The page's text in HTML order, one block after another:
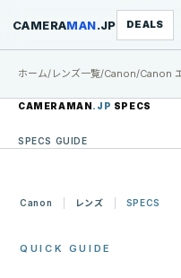
CAMERAMAN.JP DEALS
ホーム/ レンズ一覧/Canon/Canon
CAMERAMAN.JP SPECS
SPECS GUIDE
Canon レンズ SPECS
QUICK GUIDE